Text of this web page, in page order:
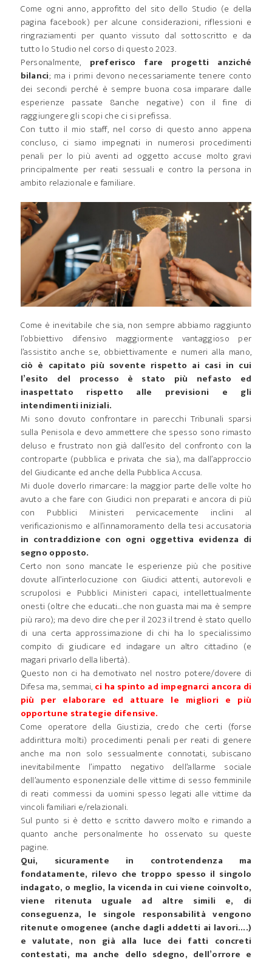
Come ogni anno, approfitto del sito dello Studio (e della
pagina facebook) per alcune considerazioni, riflessioni e
ringraziamenti per quanto vissuto dal sottoscritto e da
tutto lo Studio nel corso di questo 2023.
Personalmente, preferisco fare progetti anziché
bilanci; ma i primi devono necessariamente tenere conto
dei secondi perché è sempre buona cosa imparare dalle
esperienze passate 8anche negative) con il fine di
raggiungere gli scopi che ci si prefissa.
Con tutto il mio staff, nel corso di questo anno appena
concluso, ci siamo impegnati in numerosi procedimenti
penali per lo più aventi ad oggetto accuse molto gravi
principalmente per reati sessuali e contro la persona in
ambito relazionale e familiare.
Come è inevitabile che sia, non sempre abbiamo raggiunto
l’obbiettivo difensivo maggiormente vantaggioso per
l’assistito anche se, obbiettivamente e numeri alla mano,
ciò è capitato più sovente rispetto ai casi in cui
l’esito del processo è stato più nefasto ed
inaspettato rispetto alle previsioni e gli
intendimenti iniziali.
Mi sono dovuto confrontare in parecchi Tribunali sparsi
sulla Penisola e devo ammettere che spesso sono rimasto
deluso e frustrato non già dall’esito del confronto con la
controparte (pubblica e privata che sia), ma dall’approccio
del Giudicante ed anche della Pubblica Accusa.
Mi duole doverlo rimarcare: la maggior parte delle volte ho
avuto a che fare con Giudici non preparati e ancora di più
con Pubblici Ministeri pervicacemente inclini al
verificazionismo e all’innamoramento della tesi accusatoria
in contraddizione con ogni oggettiva evidenza di
segno opposto.
Certo non sono mancate le esperienze più che positive
dovute all’interlocuzione con Giudici attenti, autorevoli e
scrupolosi e Pubblici Ministeri capaci, intellettualmente
onesti (oltre che educati…che non guasta mai ma è sempre
più raro); ma devo dire che per il 2023 il trend è stato quello
di una certa approssimazione di chi ha lo specialissimo
compito di giudicare ed indagare un altro cittadino (e
magari privarlo della libertà).
Questo non ci ha demotivato nel nostro potere/dovere di
Difesa ma, semmai, ci ha spinto ad impegnarci ancora di
più per elaborare ed attuare le migliori e più
opportune strategie difensive.
Come operatore della Giustizia, credo che certi (forse
addirittura molti) procedimenti penali per reati di genere
anche ma non solo sessualmente connotati, subiscano
inevitabilmente l’impatto negativo dell’allarme sociale
dell’aumento esponenziale delle vittime di sesso femminile
di reati commessi da uomini spesso legati alle vittime da
vincoli familiari e/relazionali.
Sul punto si è detto e scritto davvero molto e rimando a
quanto anche personalmente ho osservato su queste
pagine.
Qui, sicuramente in controtendenza ma
fondatamente, rilevo che troppo spesso il singolo
indagato, o meglio, la vicenda in cui viene coinvolto,
viene ritenuta uguale ad altre simili e, di
conseguenza, le singole responsabilità vengono
ritenute omogenee (anche dagli addetti ai lavori….)
e valutate, non già alla luce dei fatti concreti
contestati, ma anche dello sdegno, dell’orrore e